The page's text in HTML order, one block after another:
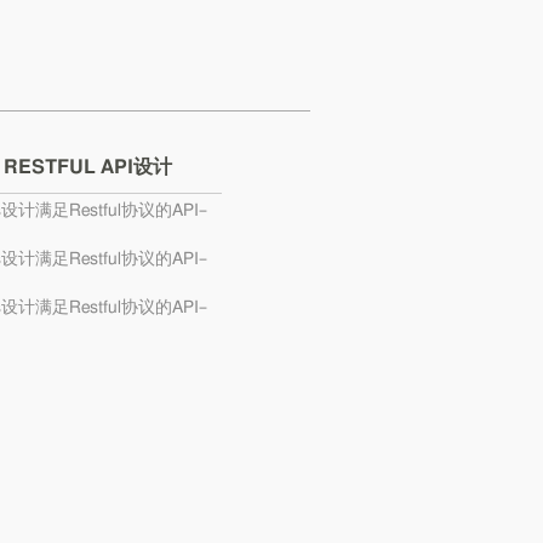
API设计
计满足Restful协议的API–
计满足Restful协议的API–
计满足Restful协议的API–